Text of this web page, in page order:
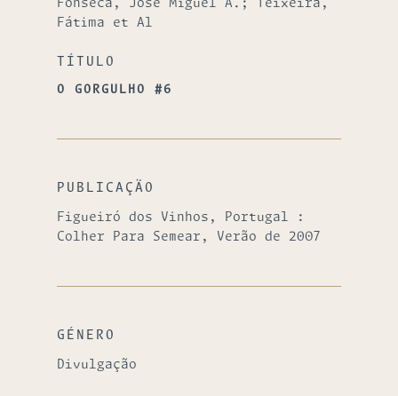
Fonseca, José Miguel A.; Teixeira,
Fátima et Al
TÍTULO
O GORGULHO #6
PUBLICAÇÃO
Figueiró dos Vinhos, Portugal :
Colher Para Semear, Verão de 2007
GÉNERO
Divulgação